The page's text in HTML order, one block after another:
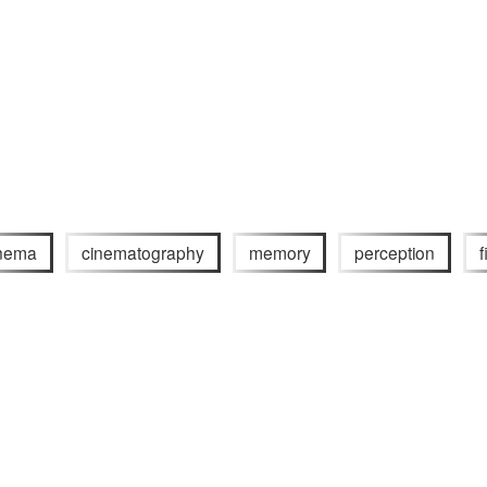
cinematography memory perception